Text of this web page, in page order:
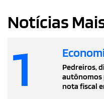
Notícias
1
Pedreiros,
autônomos
nota fiscal